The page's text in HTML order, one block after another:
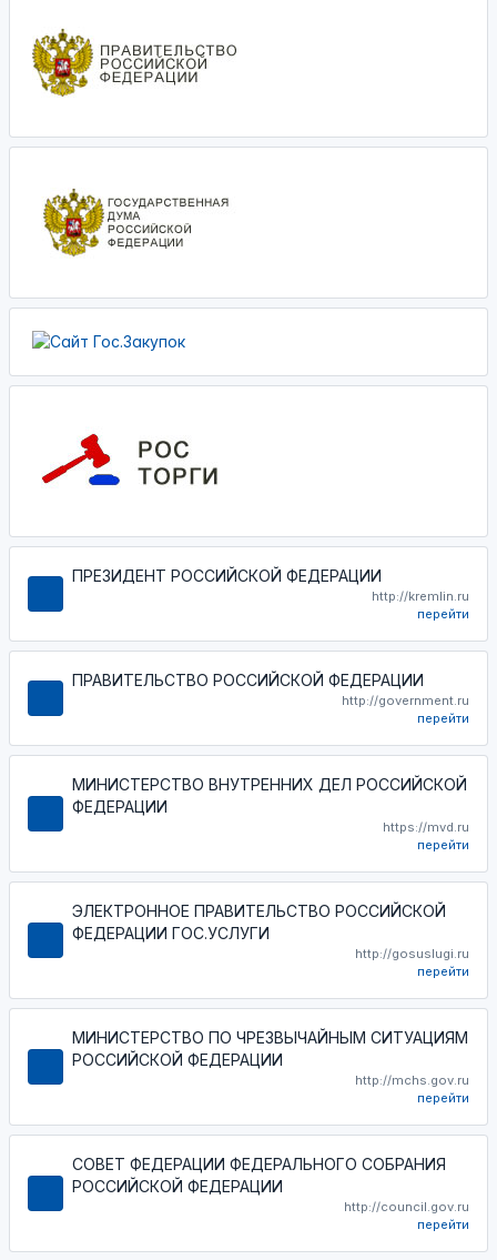
ПРЕЗИДЕНТ РОССИЙСКОЙ ФЕДЕРАЦИИ
http://kremlin.ru
перейти
ПРАВИТЕЛЬСТВО РОССИЙСКОЙ ФЕДЕРАЦИИ
http://government.ru
перейти
МИНИСТЕРСТВО ВНУТРЕННИХ ДЕЛ РОССИЙСКОЙ
ФЕДЕРАЦИИ
https://mvd.ru
перейти
ЭЛЕКТРОННОЕ ПРАВИТЕЛЬСТВО РОССИЙСКОЙ
ФЕДЕРАЦИИ ГОС.УСЛУГИ
http://gosuslugi.ru
перейти
МИНИСТЕРСТВО ПО ЧРЕЗВЫЧАЙНЫМ СИТУАЦИЯМ
РОССИЙСКОЙ ФЕДЕРАЦИИ
http://mchs.gov.ru
перейти
СОВЕТ ФЕДЕРАЦИИ ФЕДЕРАЛЬНОГО СОБРАНИЯ
РОССИЙСКОЙ ФЕДЕРАЦИИ
http://council.gov.ru
перейти